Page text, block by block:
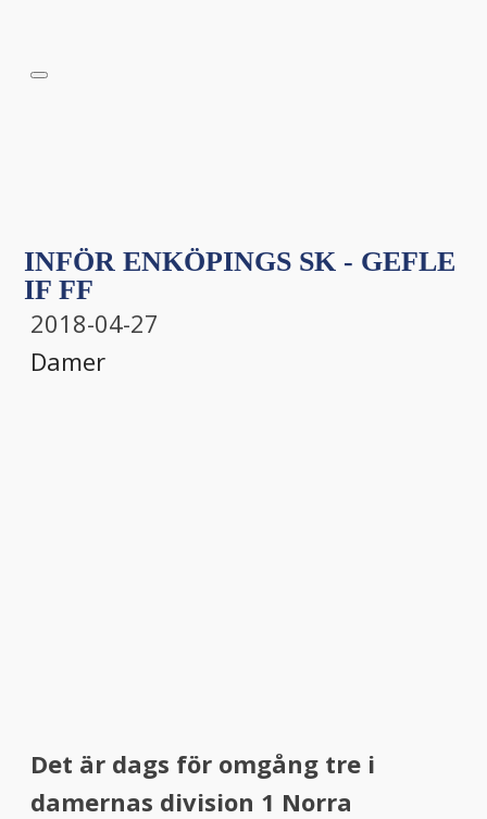
INFÖR ENKÖPINGS SK - GEFLE
IF FF
2018-04-27
Damer
Det är dags för omgång tre i
damernas division 1 Norra